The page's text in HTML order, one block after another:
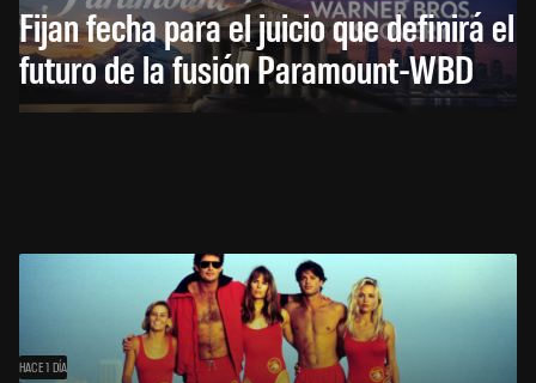
Fijan fecha para el juicio que definirá el
futuro de la fusión Paramount-WBD
HACE 1 DÍA